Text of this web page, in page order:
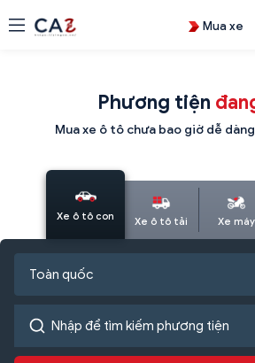
Mua xe
Phương tiện
Mua xe ô tô chưa bao giờ dễ
Xe ô tô con Xe ô tô tải Xe máy
Toàn quốc